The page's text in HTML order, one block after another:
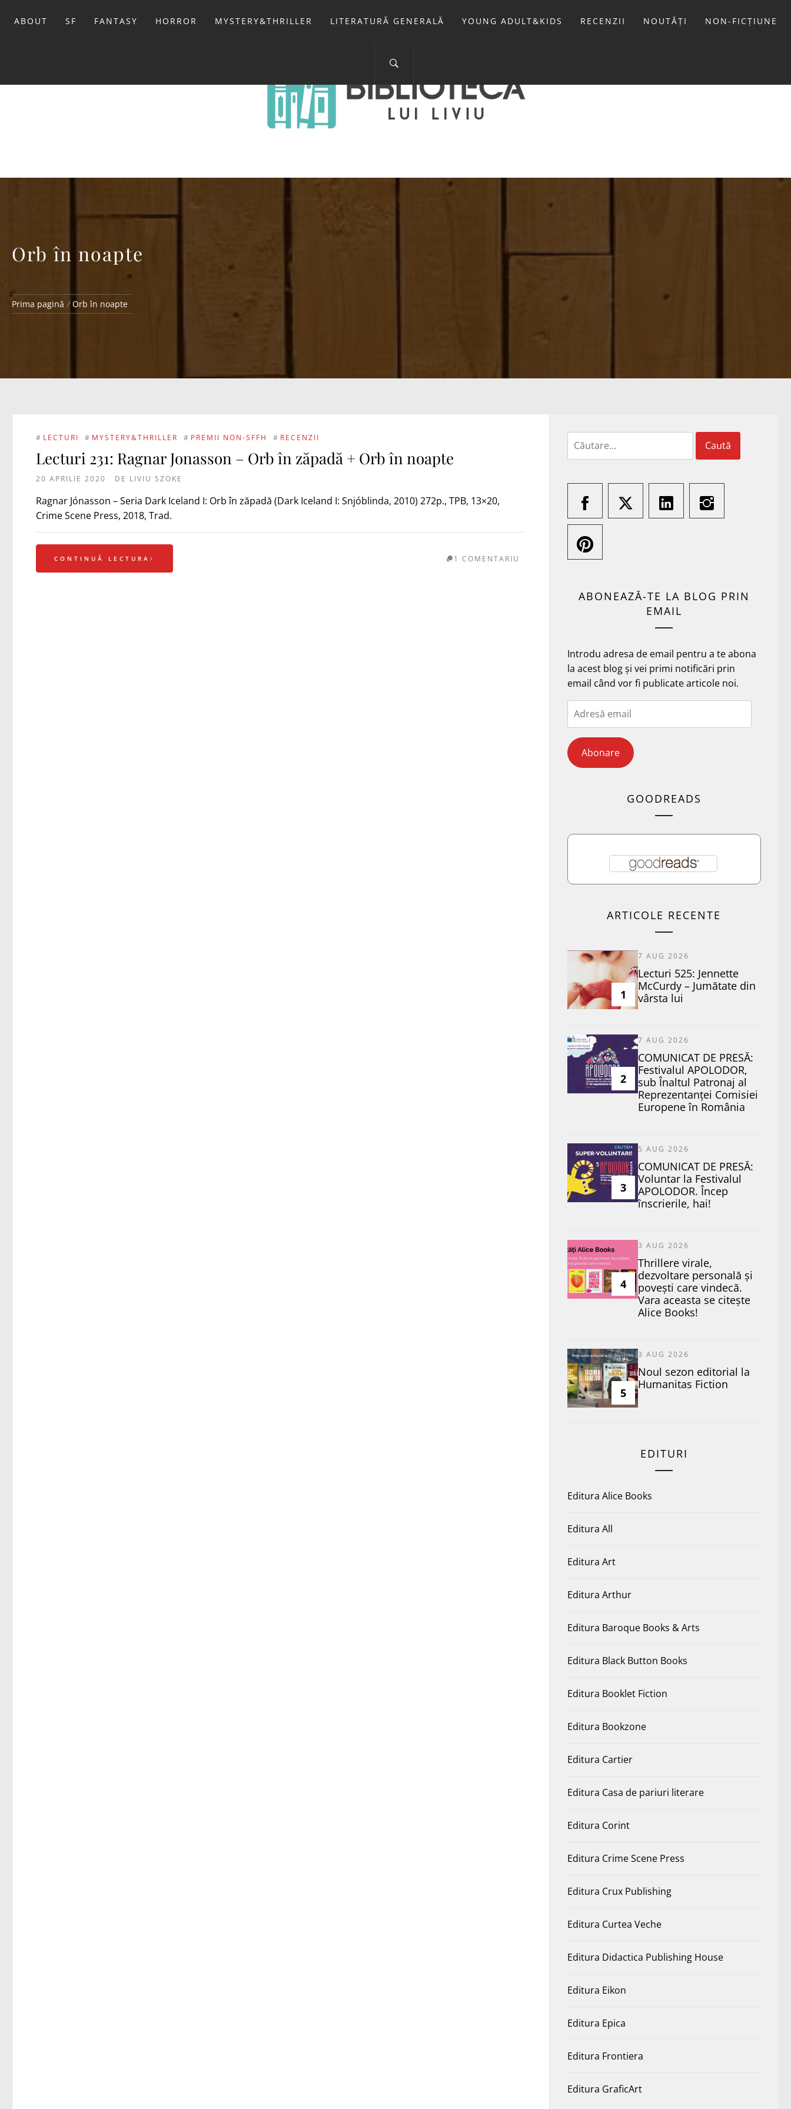
ABOUT SF FANTASY HORROR MYSTERY&THRILLER LITERATURĂ GENERALĂ YOUNG ADULT&KIDS RECENZII NOUTĂȚI NON-FICȚIUNE
BIBLIOTECA LUI LIVIU
Orb în noapte
Prima pagină Orb în noapte
# LECTURI # MYSTERY&THRILLER # PREMII NON-SFFH # RECENZII
Lecturi 231: Ragnar Jonasson – Orb în zăpadă + Orb în noapte
20 APRILIE 2020 DE LIVIU SZOKE
Ragnar Jónasson – Seria Dark Iceland I: Orb în zăpadă (Dark Iceland I: Snjóblinda, 2010) 272p., TPB, 13×20,
Crime Scene Press, 2018, Trad.
CONTINUĂ LECTURA 1 COMENTARIU
după:
ABONEAZĂ-TE LA BLOG PRIN
EMAIL
Introdu adresa de email pentru a te abona
la acest blog și vei primi notificări prin
email când vor fi publicate articole noi.
Adresă
email
Abonare
GOODREADS
ARTICOLE RECENTE
1
7 AUG 2026
Lecturi 525: Jennette
McCurdy – Jumătate din
vârsta lui
2
7 AUG 2026
COMUNICAT DE PRESĂ:
Festivalul APOLODOR,
sub Înaltul Patronaj al
Reprezentanței Comisiei
Europene în România
3
5 AUG 2026
COMUNICAT DE PRESĂ:
Voluntar la Festivalul
APOLODOR. Încep
înscrierile, hai!
4
3 AUG 2026
Thrillere virale,
dezvoltare personală și
povești care vindecă.
Vara aceasta se citește
Alice Books!
5
3 AUG 2026
​Noul sezon editorial la
Humanitas Fiction
EDITURI
Editura Alice Books
Editura All
Editura Art
Editura Arthur
Editura Baroque Books & Arts
Editura Black Button Books
Editura Booklet Fiction
Editura Bookzone
Editura Cartier
Editura Casa de pariuri literare
Editura Corint
Editura Crime Scene Press
Editura Crux Publishing
Editura Curtea Veche
Editura Didactica Publishing House
Editura Eikon
Editura Epica
Editura Frontiera
Editura GraficArt